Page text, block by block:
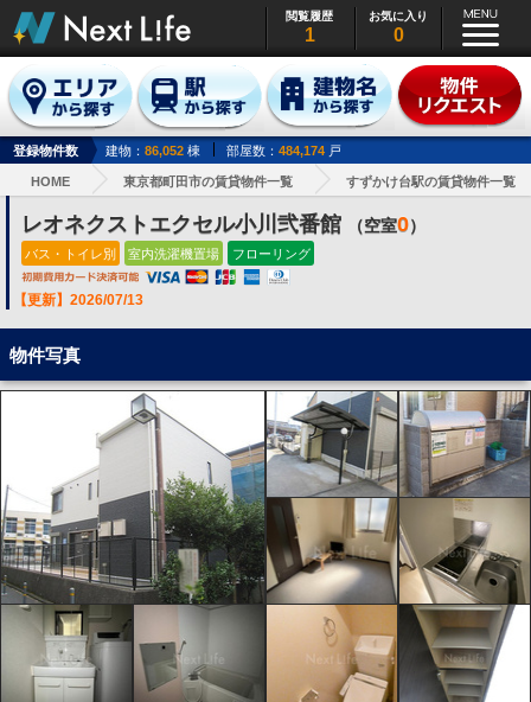
閲覧履歴
1
お気に入り
0
登録物件数 建物： 86,052 棟 部屋数： 484,174 戸
HOME 東京都町田市の賃貸物件一覧 すずかけ台駅の賃貸物件一覧
レオネクストエクセル小川弐番館 （空室0）
バス・トイレ別 室内洗濯機置場 フローリング
【更新】2026/07/13
物件写真